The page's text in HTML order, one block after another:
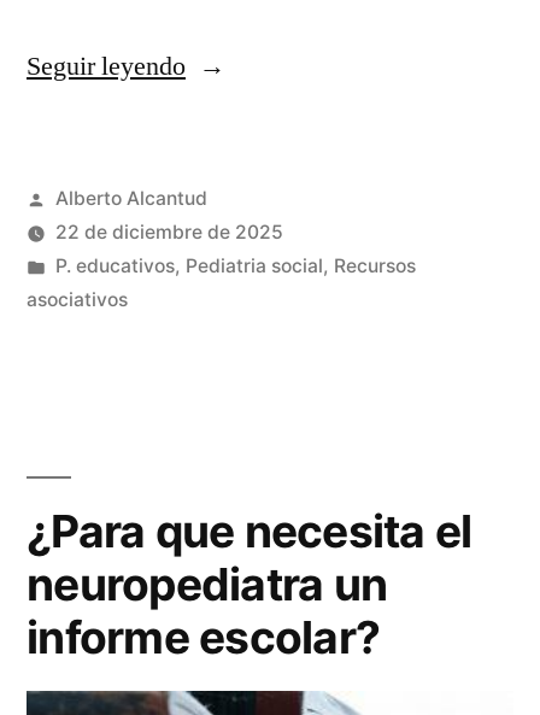
Seguir leyendo«Recursos
de
sagunto.»
Publicado
por
Alberto Alcantud
22 de diciembre de 2025
Publicado
en
P. educativos, Pediatria social, Recursos
asociativos
¿Para que necesita el
neuropediatra un
informe escolar?